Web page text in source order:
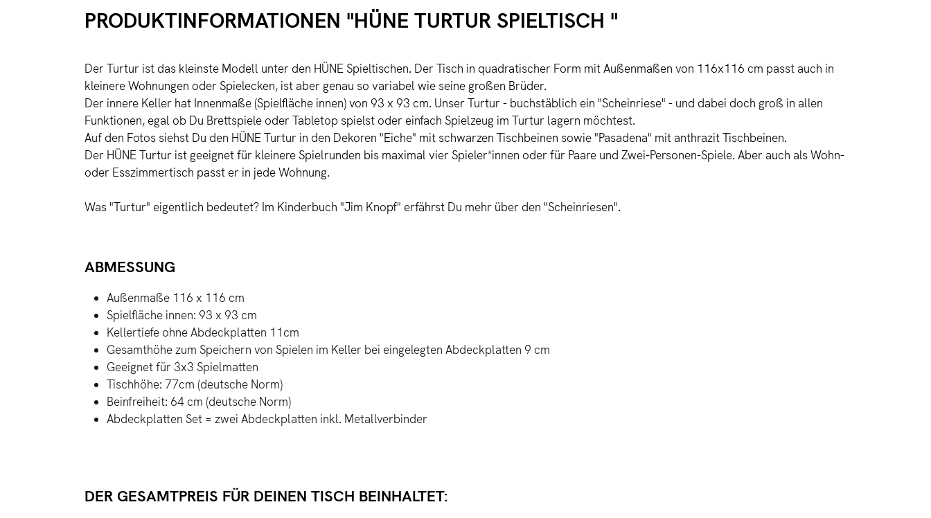
PRODUKTINFORMATIONEN "HÜNE TURTUR SPIELTISCH "
Der Turtur ist das kleinste Modell unter den HÜNE Spieltischen. Der Tisch in quadratischer Form mit Außenmaßen von 116x116 cm passt auch in
kleinere Wohnungen oder Spielecken, ist aber genau so variabel wie seine großen Brüder.
Der innere Keller hat Innenmaße (Spielfläche innen) von 93 x 93 cm. Unser Turtur - buchstäblich ein "Scheinriese" - und dabei doch groß in allen
Funktionen, egal ob Du Brettspiele oder Tabletop spielst oder einfach Spielzeug im Turtur lagern möchtest.
Auf den Fotos siehst Du den HÜNE Turtur in den Dekoren "Eiche" mit schwarzen Tischbeinen sowie "Pasadena" mit anthrazit Tischbeinen.
Der HÜNE Turtur ist geeignet für kleinere Spielrunden bis maximal vier Spieler*innen oder für Paare und Zwei-Personen-Spiele. Aber auch als Wohn-
oder Esszimmertisch passt er in jede Wohnung.
Was "Turtur" eigentlich bedeutet? Im Kinderbuch "Jim Knopf" erfährst Du mehr über den "Scheinriesen".
ABMESSUNG
Außenmaße 116 x 116 cm
Spielfläche innen: 93 x 93 cm
Kellertiefe ohne Abdeckplatten 11cm
Gesamthöhe zum Speichern von Spielen im Keller bei eingelegten Abdeckplatten 9 cm
Geeignet für 3x3 Spielmatten
Tischhöhe: 77cm (deutsche Norm)
Beinfreiheit: 64 cm (deutsche Norm)
Abdeckplatten Set = zwei Abdeckplatten inkl. Metallverbinder
DER GESAMTPREIS FÜR DEINEN TISCH BEINHALTET: